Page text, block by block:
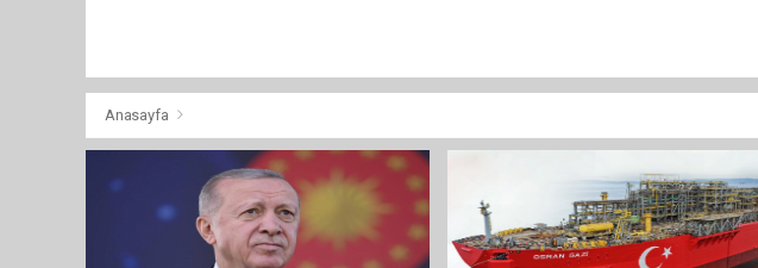
Anasayfa